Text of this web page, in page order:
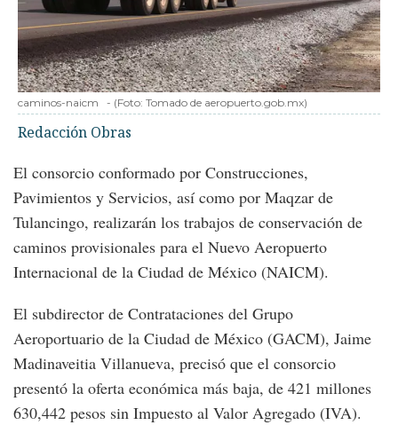
caminos-naicm - (Foto: Tomado de aeropuerto.gob.mx)
Redacción Obras
El consorcio conformado por Construcciones,
Pavimientos y Servicios, así como por Maqzar de
Tulancingo, realizarán los trabajos de conservación de
caminos provisionales para el Nuevo Aeropuerto
Internacional de la Ciudad de México (NAICM).
El subdirector de Contrataciones del Grupo
Aeroportuario de la Ciudad de México (GACM), Jaime
Madinaveitia Villanueva, precisó que el consorcio
presentó la oferta económica más baja, de 421 millones
630,442 pesos sin Impuesto al Valor Agregado (IVA).